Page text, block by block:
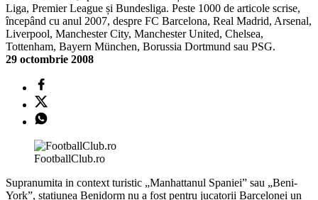
Liga, Premier League și Bundesliga. Peste 1000 de articole scrise,
începând cu anul 2007, despre FC Barcelona, Real Madrid, Arsenal,
Liverpool, Manchester City, Manchester United, Chelsea,
Tottenham, Bayern München, Borussia Dortmund sau PSG.
29 octombrie 2008
FootballClub.ro
Supranumita in context turistic „Manhattanul Spaniei” sau „Beni-
York”, statiunea Benidorm nu a fost pentru jucatorii Barcelonei un